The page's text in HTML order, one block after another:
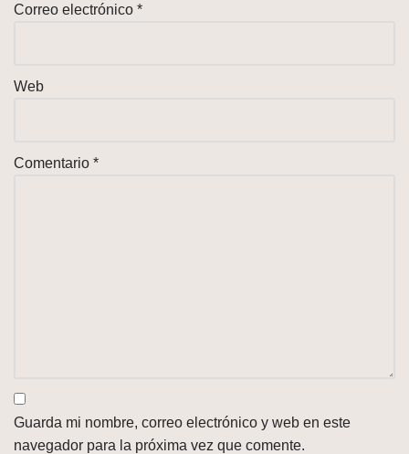
Correo electrónico *
Web
Comentario *
Guarda mi nombre, correo electrónico y web en este
navegador para la próxima vez que comente.